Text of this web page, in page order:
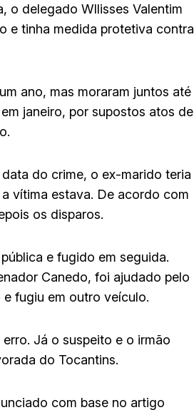
o delegado Wllisses Valentim
e tinha medida protetiva contra
ano, mas moraram juntos até
janeiro, por supostos atos de
do crime, o ex-marido teria
vítima estava. De acordo com
os disparos.
e fugido em seguida.
Canedo, foi ajudado pelo
fugiu em outro veículo.
Já o suspeito e o irmão
do Tocantins.
com base no artigo